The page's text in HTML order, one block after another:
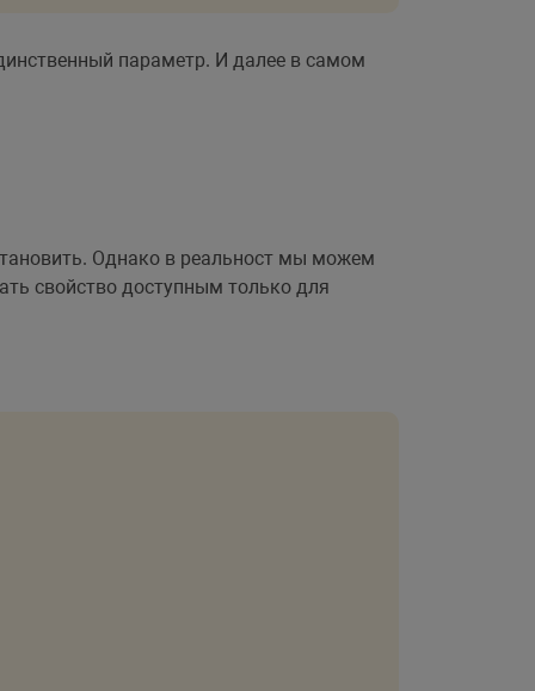
параметр. И далее в самом
Однако в реальност мы можем
свойство доступным только для